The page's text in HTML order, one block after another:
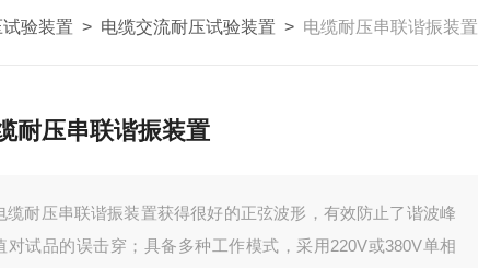
验装置 > 电缆交流耐压试验装置 > 电缆耐压串联谐振装置
耐压串联谐振装置
缆耐压串联谐振装置获得很好的正弦波形，有效防止了谐波峰
对试品的误击穿；具备多种工作模式，采用220V或380V单相